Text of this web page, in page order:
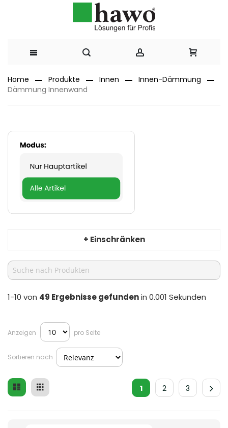
zum
Home Produkte Innen
Innen-Dämmung
Dämmung Innenwand
+ Einschränken
1-10 von 49 Ergebnisse gefundenin 0.001 Sekunden
Anzeigen pro Seite
Sortieren nach
1 2 3
Ansicht
Liste Raster